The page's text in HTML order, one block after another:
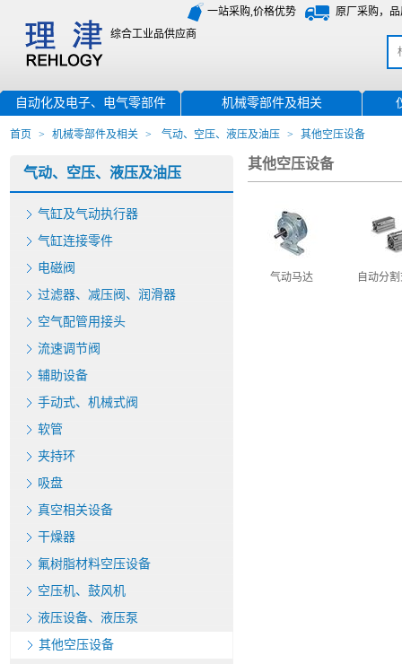
一站采购,价格优势
原厂采购，
综合工业品供应商
自动化及电子、电气零部件 机械零部件及相关
首页 > 机械零部件及相关 > 气动、空压、液压及油压 > 其他空压设备
气动、空压、液压及油压
气缸及气动执行器
气缸连接零件
电磁阀
过滤器、减压阀、润滑器
空气配管用接头
流速调节阀
辅助设备
手动式、机械式阀
软管
夹持环
吸盘
真空相关设备
干燥器
氟树脂材料空压设备
空压机、鼓风机
液压设备、液压泵
其他空压设备
其他空压设备
气动马达 自动分